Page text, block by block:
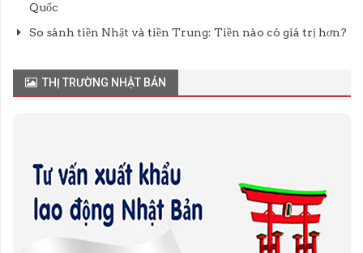
Quốc
So sánh tiền Nhật và tiền Trung: Tiền nào có giá trị hơn?
THỊ TRƯỜNG NHẬT BẢN